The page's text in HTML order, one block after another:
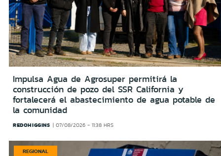
Impulsa Agua de Agrosuper permitirá la
construcción de pozo del SSR California y
fortalecerá el abastecimiento de agua potable de
la comunidad
REDOHIGGINS 07/08/2026 - 11:38 HRS
REGIONAL